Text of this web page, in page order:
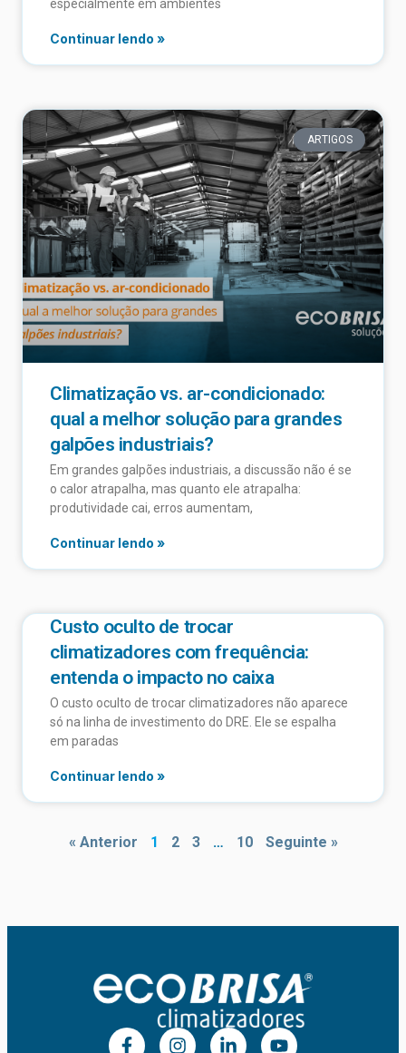
especialmente em ambientes
Continuar lendo »
ARTIGOS
Climatização vs. ar-condicionado:
qual a melhor solução para grandes
galpões industriais?
Em grandes galpões industriais, a discussão não é se
o calor atrapalha, mas quanto ele atrapalha:
produtividade cai, erros aumentam,
Continuar lendo »
Custo oculto de trocar
climatizadores com frequência:
entenda o impacto no caixa
O custo oculto de trocar climatizadores não aparece
só na linha de investimento do DRE. Ele se espalha
em paradas
Continuar lendo »
« Anterior 1 2 3 … 10 Seguinte »